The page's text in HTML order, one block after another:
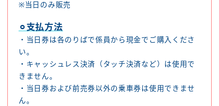
※当日のみ販売
⚪︎支払方法
・当日券は各のりばで係員から現金でご購入くださ
い。
・キャッシュレス決済（タッチ決済など）は使用で
きません。
・当日券および前売券以外の乗車券は使用できませ
ん。